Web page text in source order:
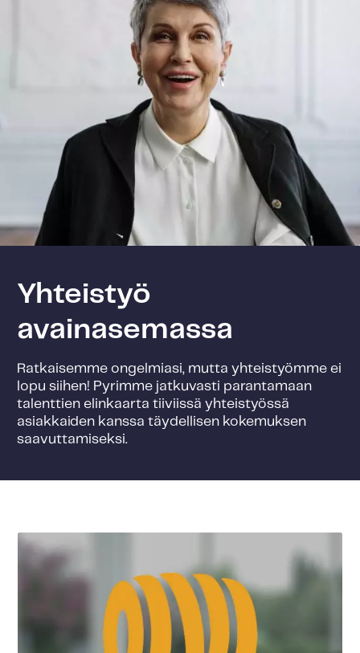
Yhteistyö
avainasemassa
Ratkaisemme ongelmiasi, mutta yhteistyömme ei
lopu siihen! Pyrimme jatkuvasti parantamaan
talenttien elinkaarta tiiviissä yhteistyössä
asiakkaiden kanssa täydellisen kokemuksen
saavuttamiseksi.